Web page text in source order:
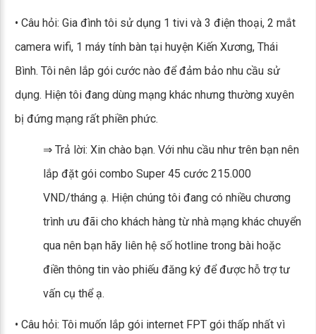
• Câu hỏi: Gia đình tôi sử dụng 1 tivi và 3 điện thoại, 2 mắt
camera wifi, 1 máy tính bàn tại huyện Kiến Xương, Thái
Bình. Tôi nên lắp gói cước nào để đảm bảo nhu cầu sử
dụng. Hiện tôi đang dùng mạng khác nhưng thường xuyên
bị đứng mạng rất phiền phức.
⇒ Trả lời: Xin chào bạn. Với nhu cầu như trên bạn nên
lắp đặt gói combo Super 45 cước 215.000
VND/tháng ạ. Hiện chúng tôi đang có nhiều chương
trình ưu đãi cho khách hàng từ nhà mạng khác chuyển
qua nên bạn hãy liên hệ số hotline trong bài hoặc
điền thông tin vào phiếu đăng ký để được hỗ trợ tư
vấn cụ thể ạ.
• Câu hỏi: Tôi muốn lắp gói internet FPT gói thấp nhất vì